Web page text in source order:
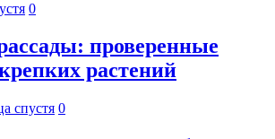
0
проверенные
растений
спустя 0